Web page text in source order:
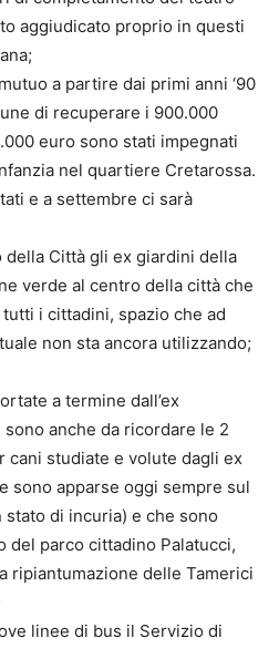
aggiudicato proprio in questi
a partire dai primi anni ‘90
di recuperare i 900.000
euro sono stati impegnati
nel quartiere Cretarossa.
e a settembre ci sarà
Città gli ex giardini della
verde al centro della città che
i cittadini, spazio che ad
non sta ancora utilizzando;
a termine dall’ex
anche da ricordare le 2
cani studiate e volute dagli ex
sono apparse oggi sempre sul
stato di incuria) e che sono
del parco cittadino Palatucci,
ripiantumazione delle Tamerici
linee di bus il Servizio di